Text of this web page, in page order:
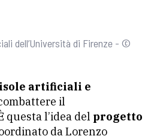
dell’Università di Firenze - ©
isole artificiali e
il
questa l’idea del progetto
da Lorenzo